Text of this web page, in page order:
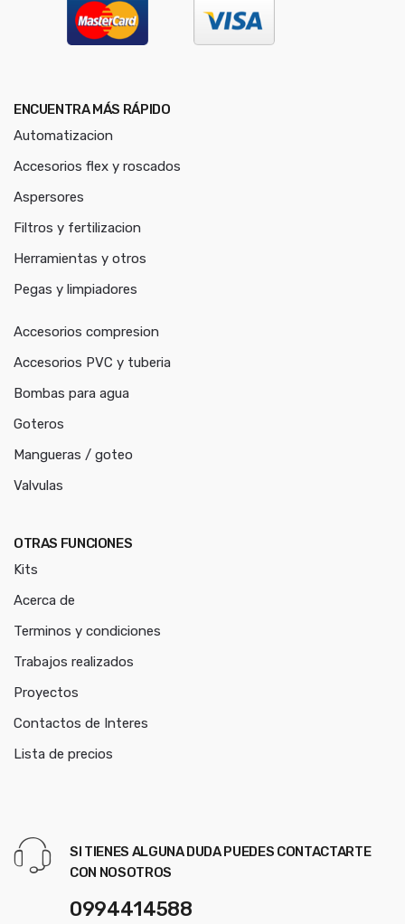
ENCUENTRA MÁS RÁPIDO
Automatizacion
Accesorios flex y roscados
Aspersores
Filtros y fertilizacion
Herramientas y otros
Pegas y limpiadores
Accesorios compresion
Accesorios PVC y tuberia
Bombas para agua
Goteros
Mangueras / goteo
Valvulas
OTRAS FUNCIONES
Kits
Acerca de
Terminos y condiciones
Trabajos realizados
Proyectos
Contactos de Interes
Lista de precios
SI TIENES ALGUNA DUDA PUEDES CONTACTARTE
CON NOSOTROS
0994414588